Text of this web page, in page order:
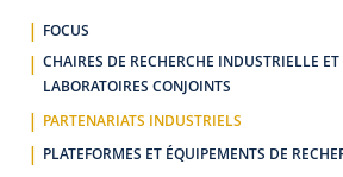
FOCUS
CHAIRES DE RECHERCHE INDUSTRIELLE ET
LABORATOIRES CONJOINTS
PARTENARIATS INDUSTRIELS
PLATEFORMES ET ÉQUIPEMENTS DE